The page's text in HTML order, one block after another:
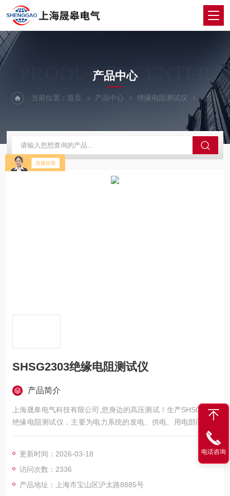
PRODUCTS CENTER
产品中心
当前位置：首页 产品中心 绝缘电阻测试仪 智能双
SHSG2303绝缘电阻测试仪
产品简介
上海晟皋电气科技有限公司,您身边的高压测试！生产SHSG2303
绝缘电阻测试仪，主要为电力系统的发电、供电、用电部门，科
研机构与电力设备相关的生产企业，提供的高压试验设备和检测
更新时间：2026-03-18
访问次数：2336
产品地址：上海市宝山区沪太路8885号
电话咨询